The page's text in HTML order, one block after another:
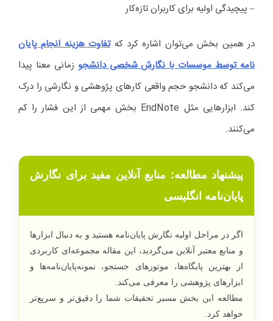
– پیچیدگی اولیه برای کاربران تازه‌کار
در همین بخش می‌توان اشاره کرد کهتفاوت هزینه انجام پایان
نامه توسط موسسات با نگارش شخصی دانشجوزمانی معنا پیدا
می‌کند که دانشجو حجم واقعی کارهای پژوهشی و نگارشی را درک
کند. ابزارهایی مثل EndNote بخش مهمی از این فشار را کم
می‌کنند.
پیشنهاد مطالعه: منابع آنلاین مفید برای نگارش
پایان‌نامه انگلیسی
اگر در مراحل اولیه نگارش پایان‌نامه هستید و به دنبال ابزارها
و منابع معتبر آنلاین می‌گردید، این مقاله مجموعه‌ای کاربردی
از بهترین پایگاه‌ها، موتورهای جستجو، نمونه‌پایان‌نامه‌ها و
ابزارهای پژوهشی را معرفی می‌کند.
مطالعه این بخش مسیر تحقیقات شما را دقیق‌تر و سریع‌تر
خواهد کرد.